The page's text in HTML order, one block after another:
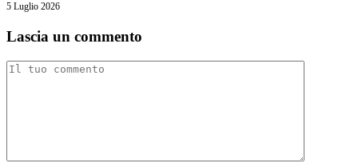
5 Luglio 2026
Lascia un commento